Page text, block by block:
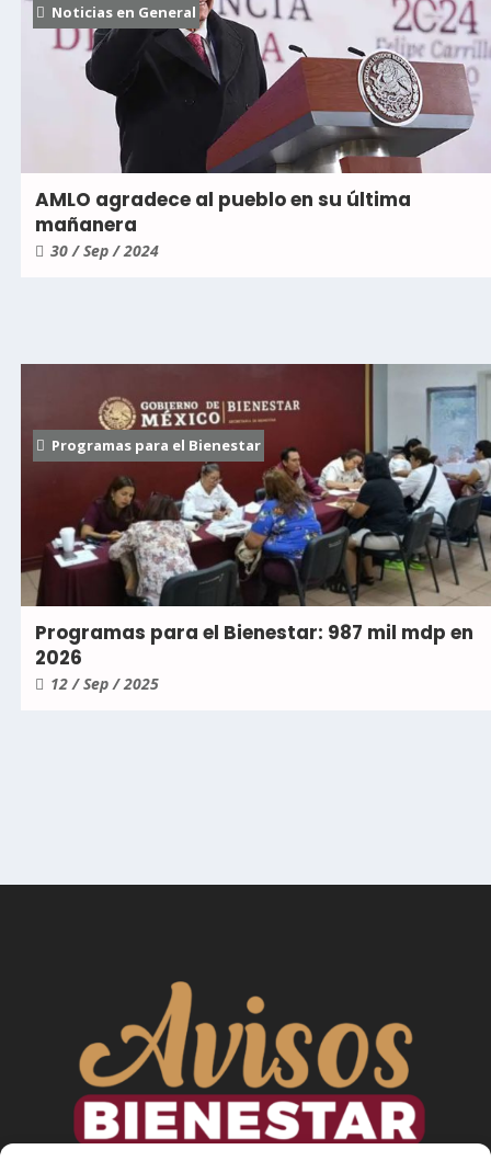
Noticias en General
AMLO agradece al pueblo en su última
mañanera
30 / Sep / 2024
Programas para el Bienestar
Programas para el Bienestar: 987 mil mdp en
2026
12 / Sep / 2025